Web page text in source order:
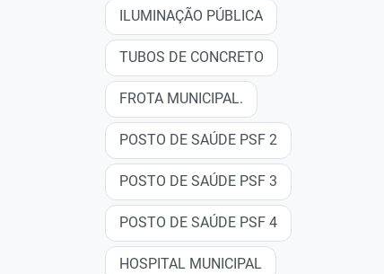
ILUMINAÇÃO PÚBLICA
TUBOS DE CONCRETO
FROTA MUNICIPAL.
POSTO DE SAÚDE PSF 2
POSTO DE SAÚDE PSF 3
POSTO DE SAÚDE PSF 4
HOSPITAL MUNICIPAL